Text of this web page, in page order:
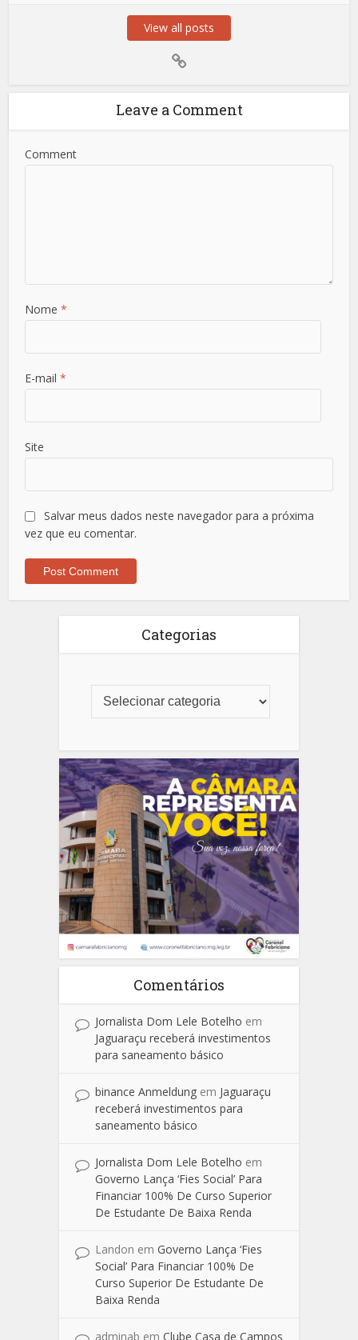
View all posts
Leave a Comment
Comment
Nome*
E-mail*
Site
Salvar meus dados neste navegador para a próxima
vez que eu comentar.
Categorias
Comentários
Jornalista Dom Lele Botelho em
Jaguaraçu receberá investimentos
para saneamento básico
binance Anmeldung em Jaguaraçu
receberá investimentos para
saneamento básico
Jornalista Dom Lele Botelho em
Governo Lança ‘Fies Social’ Para
Financiar 100% De Curso Superior
De Estudante De Baixa Renda
Landon em Governo Lança ‘Fies
Social’ Para Financiar 100% De
Curso Superior De Estudante De
Baixa Renda
adminab em Clube Casa de Campos